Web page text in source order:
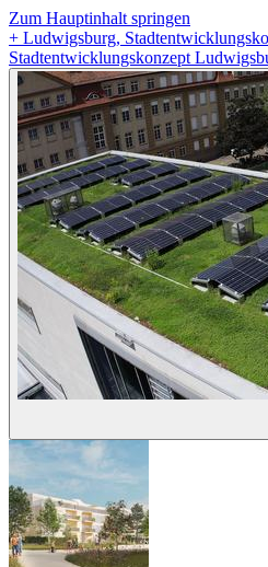
Zum Hauptinhalt springen
+ Ludwigsburg,
Stadtentwicklungskonzept